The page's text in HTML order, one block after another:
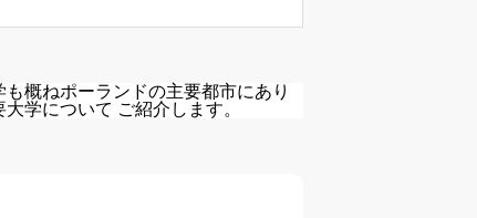
概ねポーランドの主要都市にあり
学について ご紹介します。